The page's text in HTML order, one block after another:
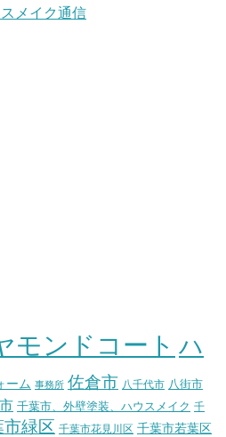
メイク通信
モンドコート ハ
ーム 事務所 佐倉市 八千代市 八街市
千葉市、外壁塗装、ハウスメイク 千
市緑区 千葉市花見川区 千葉市若葉区